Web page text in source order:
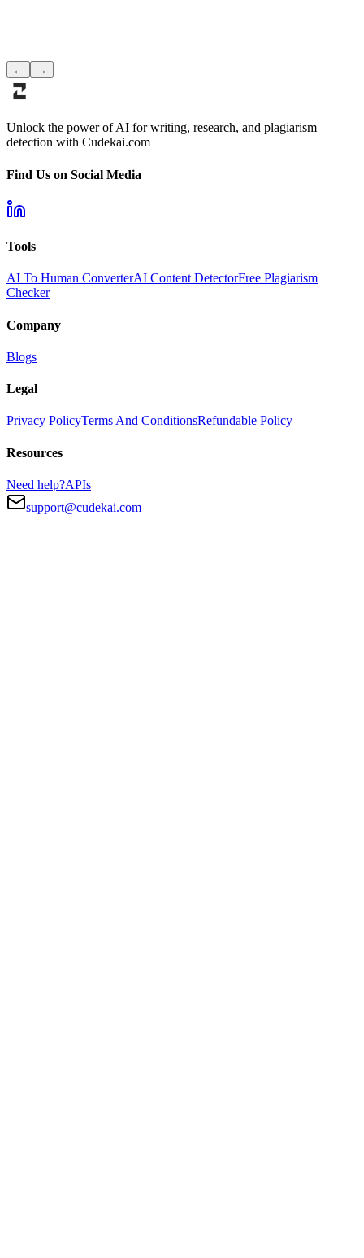
← →
Unlock the power of AI for writing, research, and plagiarism
detection with Cudekai.com
Find Us on Social Media
Tools
AI To Human ConverterAI Content DetectorFree Plagiarism
Checker
Company
Blogs
Legal
Privacy PolicyTerms And ConditionsRefundable Policy
Resources
Need help?APIs
support@cudekai.com